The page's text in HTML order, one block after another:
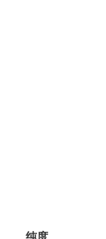
纯度